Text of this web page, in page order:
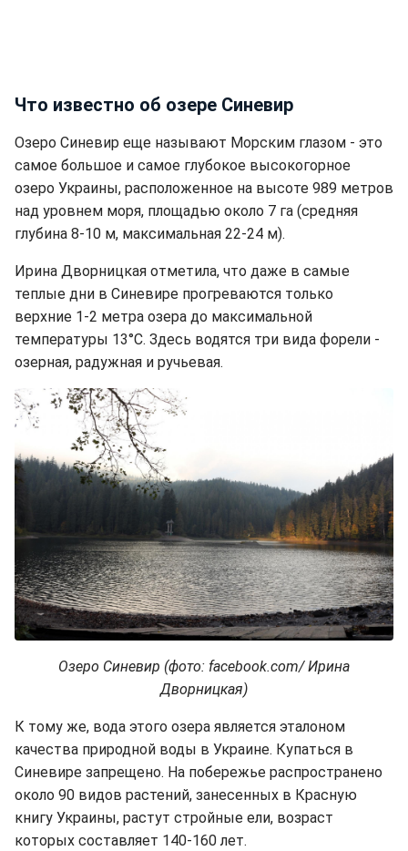
Что известно об озере Синевир
Озеро Синевир еще называют Морским глазом - это
самое большое и самое глубокое высокогорное
озеро Украины, расположенное на высоте 989 метров
над уровнем моря, площадью около 7 га (средняя
глубина 8-10 м, максимальная 22-24 м).
Ирина Дворницкая отметила, что даже в самые
теплые дни в Синевире прогреваются только
верхние 1-2 метра озера до максимальной
температуры 13°C. Здесь водятся три вида форели -
озерная, радужная и ручьевая.
Озеро Синевир (фото: facebook.com/ Ирина
Дворницкая)
К тому же, вода этого озера является эталоном
качества природной воды в Украине. Купаться в
Синевире запрещено. На побережье распространено
около 90 видов растений, занесенных в Красную
книгу Украины, растут стройные ели, возраст
которых составляет 140-160 лет.